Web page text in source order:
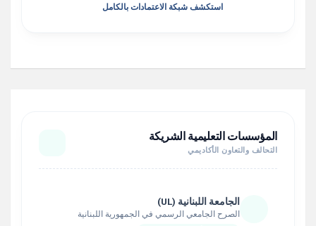
استكشف شبكة الاعتمادات بالكامل
المؤسسات التعليمية الشريكة
التحالف والتعاون الأكاديمي
الجامعة اللبنانية (UL)
الصرح الجامعي الرسمي في الجمهورية اللبنانية